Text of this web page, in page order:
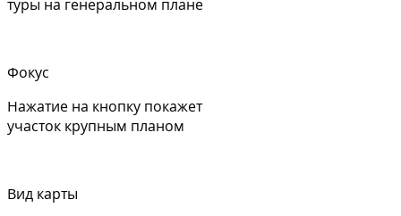
туры на генеральном плане
Фокус
Нажатие на кнопку покажет
участок крупным планом
Вид карты